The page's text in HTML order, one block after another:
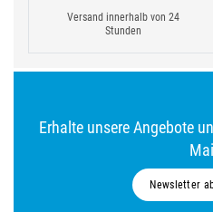
Versand innerhalb von 24
Stunden
Erhalte unsere Angebote
Mail
Newsletter